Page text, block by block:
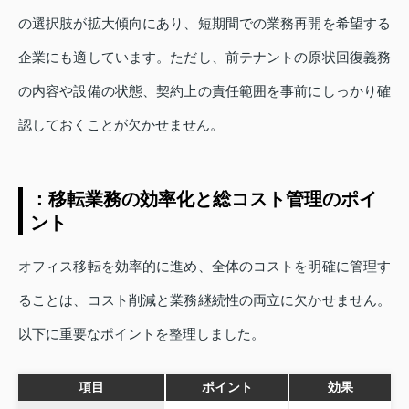
の選択肢が拡大傾向にあり、短期間での業務再開を希望する
企業にも適しています。ただし、前テナントの原状回復義務
の内容や設備の状態、契約上の責任範囲を事前にしっかり確
認しておくことが欠かせません。
：移転業務の効率化と総コスト管理のポイ
ント
オフィス移転を効率的に進め、全体のコストを明確に管理す
ることは、コスト削減と業務継続性の両立に欠かせません。
以下に重要なポイントを整理しました。
項目 ポイント 効果